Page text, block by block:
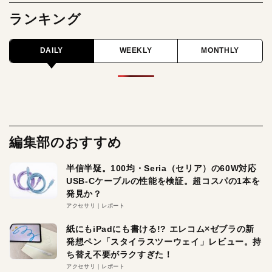
ランキング
DAILY WEEKLY MONTHLY
編集部のおすすめ
半信半疑。100均・Seria（セリア）の60W対応
USB-Cケーブルの性能を検証。超コスパの1本を
発見か？
アクセサリ レポート
紙にもiPadにも書ける!? エレコム×ゼブラの新
発想ペン「スタイラスツーウェイ」レビュー。持
ち替え不要がラクすぎた！
アクセサリ レポート